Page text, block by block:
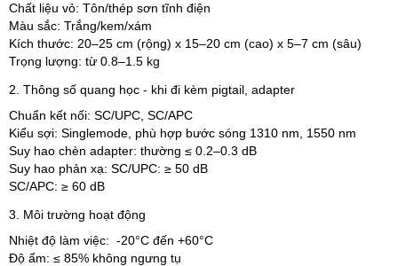
Chất liệu vỏ: Tôn/thép sơn tĩnh điện
Màu sắc: Trắng/kem/xám
Kích thước: 20–25 cm (rộng) x 15–20 cm (cao) x 5–7 cm (sâu)
Trọng lượng: từ 0.8–1.5 kg
2. Thông số quang học - khi đi kèm pigtail, adapter
Chuẩn kết nối: SC/UPC, SC/APC
Kiểu sợi: Singlemode, phù hợp bước sóng 1310 nm, 1550 nm
Suy hao chèn adapter: thường ≤ 0.2–0.3 dB
Suy hao phản xạ: SC/UPC: ≥ 50 dB
SC/APC: ≥ 60 dB
3. Môi trường hoạt động
Nhiệt độ làm việc: -20°C đến +60°C
Độ ẩm: ≤ 85% không ngưng tụ